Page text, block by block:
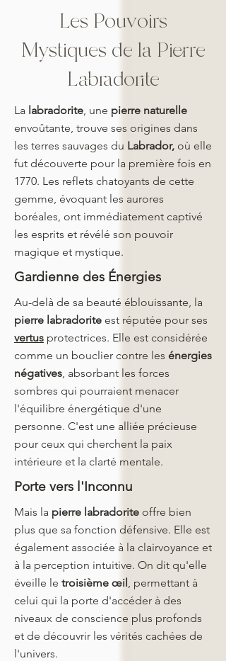
Les Pouvoirs
Mystiques de la Pierre
Labradorite
La labradorite , une pierre naturelle
envoûtante, trouve ses origines dans
les terres sauvages du Labrador, où elle
fut découverte pour la première fois en
1770. Les reflets chatoyants de cette
gemme, évoquant les aurores
boréales, ont immédiatement captivé
les esprits et révélé son pouvoir
magique et mystique.
Gardienne des Énergies
Au-delà de sa beauté éblouissante, la
pierre labradorite est réputée pour ses
vertus protectrices. Elle est considérée
comme un bouclier contre les énergies
négatives , absorbant les forces
sombres qui pourraient menacer
l'équilibre énergétique d'une
personne. C'est une alliée précieuse
pour ceux qui cherchent la paix
intérieure et la clarté mentale.
Porte vers l'Inconnu
Mais la pierre labradorite offre bien
plus que sa fonction défensive. Elle est
également associée à la clairvoyance et
à la perception intuitive. On dit qu'elle
éveille le troisième œil , permettant à
celui qui la porte d'accéder à des
niveaux de conscience plus profonds
et de découvrir les vérités cachées de
l'univers.